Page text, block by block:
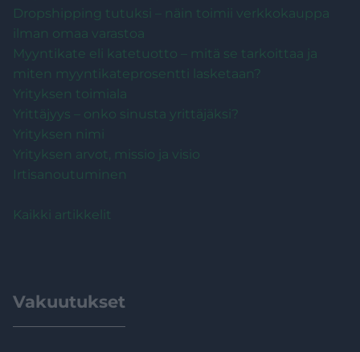
Dropshipping tutuksi – näin toimii verkkokauppa
ilman omaa varastoa
Myyntikate eli katetuotto – mitä se tarkoittaa ja
miten myyntikateprosentti lasketaan?
Yrityksen toimiala
Yrittäjyys – onko sinusta yrittäjäksi?
Yrityksen nimi
Yrityksen arvot, missio ja visio
Irtisanoutuminen
Kaikki artikkelit
Vakuutukset